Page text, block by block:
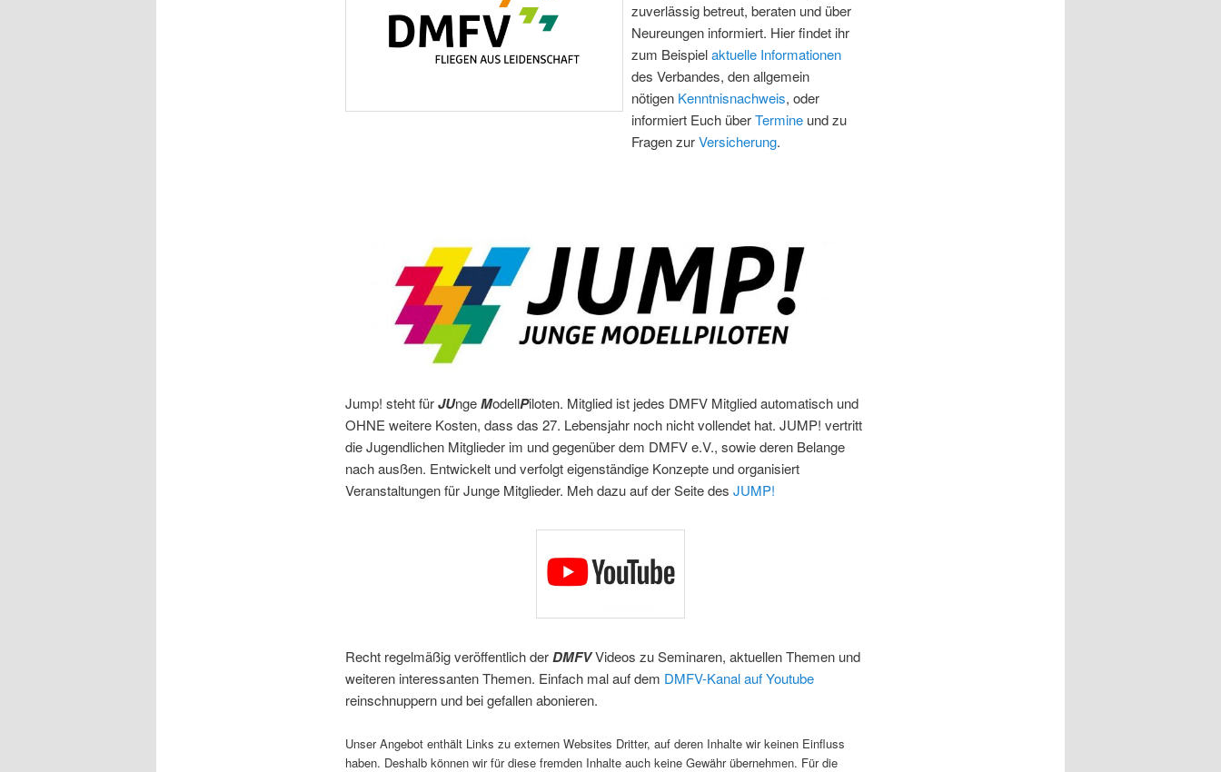
zuverlässig betreut, beraten und über
Neureungen informiert. Hier findet ihr
zum Beispielaktuelle Informationen
des Verbandes, den allgemein
nötigen Kenntnisnachweis, oder
informiert Euch überTermine und zu
Fragen zurVersicherung.
Jump! steht fürJUngeModellPiloten. Mitglied ist jedes DMFV Mitglied automatisch und
OHNE weitere Kosten, dass das 27. Lebensjahr noch nicht vollendet hat. JUMP! vertritt
die Jugendlichen Mitglieder im und gegenüber dem DMFV e.V., sowie deren Belange
nach ausßen. Entwickelt und verfolgt eigenständige Konzepte und organisiert
Veranstaltungen für Junge Mitglieder. Meh dazu auf der Seite des JUMP!
Recht regelmäßig veröffentlich derDMFVVideos zu Seminaren, aktuellen Themen und
weiteren interessanten Themen. Einfach mal auf dem DMFV-Kanal auf Youtube
reinschnuppern und bei gefallen abonieren.
Unser Angebot enthält Links zu externen Websites Dritter, auf deren Inhalte wir keinen Einfluss
haben. Deshalb können wir für diese fremden Inhalte auch keine Gewähr übernehmen. Für die